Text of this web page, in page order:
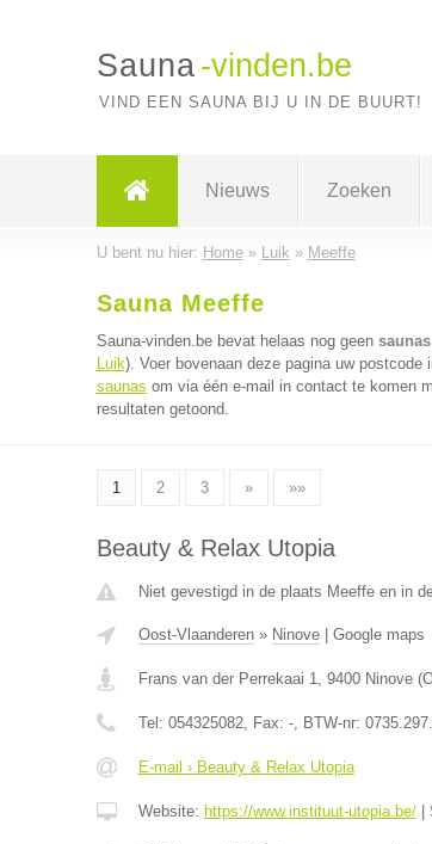
Sauna -vinden.be
VIND EEN SAUNA BIJ U IN DE BUURT!
Nieuws Zoeken
U bent nu hier: Home» Luik » Meeffe
Sauna Meeffe
Sauna-vinden.be bevat helaas nog geen
Luik). Voer bovenaan deze pagina uw
saunas om via één e-mail in contact te komen
resultaten getoond.
1 2 3 » »»
Beauty & Relax Utopia
Niet gevestigd in de plaats Meeffe en in
Oost-Vlaanderen» Ninove| Google maps
Frans van der Perrekaai 1, 9400 Ninove(
Tel: 054325082, Fax: -, BTW-nr:
E-mail › Beauty & Relax Utopia
Website: https://www.instituut-utopia.be/|